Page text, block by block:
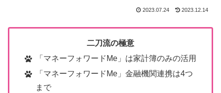
2023.07.24 2023.12.14
二刀流の極意
「マネーフォワードMe」は家計簿のみの活用
「マネーフォワードMe」金融機関連携は4つ
まで